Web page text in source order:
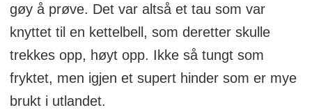
gøy å prøve. Det var altså et tau som var
knyttet til en kettelbell, som deretter skulle
trekkes opp, høyt opp. Ikke så tungt som
fryktet, men igjen et supert hinder som er mye
brukt i utlandet.